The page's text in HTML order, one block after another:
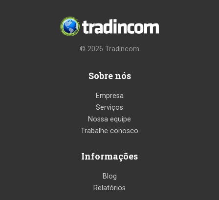
© 2026 Tradincom
Sobre nós
Empresa
Serviços
Nossa equipe
Trabalhe conosco
Informações
Blog
Relatórios